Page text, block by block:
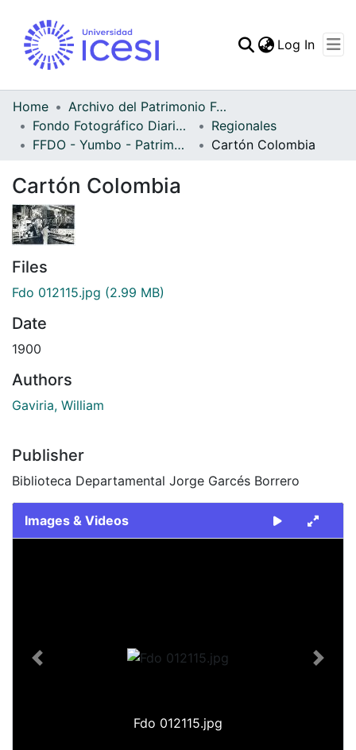
Statistics
Log In
Home
Archivo del Patrimonio Fotográfico y Fílmico del Valle del Cauca
Fondo Fotográfico Diario Occidente
Regionales
FFDO - Yumbo - Patrimonial
Cartón Colombia
Cartón Colombia
Files
Fdo 012115.jpg (2.99 MB)
Date
1900
Authors
Gaviria, William
Publisher
Biblioteca Departamental Jorge Garcés Borrero
Images & Videos
Fdo 012115.jpg
Previous Next